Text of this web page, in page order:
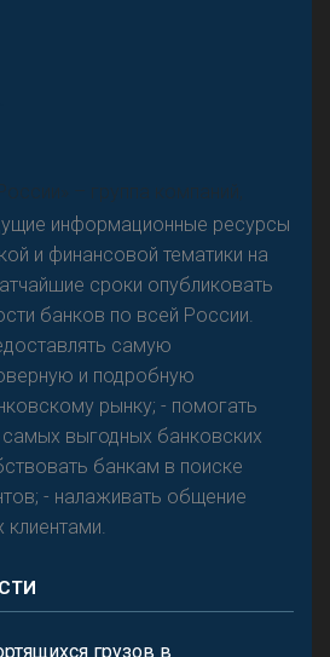
на рынке автокредитов не
- «Интервью»
– группа компаний,
информационные ресурсы
и финансовой тематики на
сроки опубликовать
банков по всей России.
самую
и подробную
рынку; - помогать
выгодных банковских
банкам в поиске
- налаживать общение
грузов в